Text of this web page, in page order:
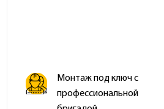
Монтаж под ключ с
профессиональной